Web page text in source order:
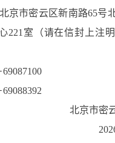
京市密云区新南路65号
221室（请在信封上注
北京市密